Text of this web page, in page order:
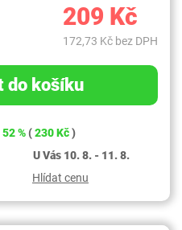
209 Kč
172,73 Kč bez DPH
do košíku
52 %(230 Kč)
U Vás 10. 8. - 11. 8.
Hlídat cenu